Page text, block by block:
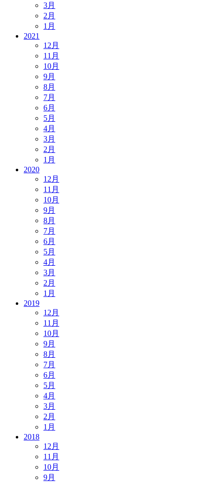
3月
2月
1月
2021
12月
11月
10月
9月
8月
7月
6月
5月
4月
3月
2月
1月
2020
12月
11月
10月
9月
8月
7月
6月
5月
4月
3月
2月
1月
2019
12月
11月
10月
9月
8月
7月
6月
5月
4月
3月
2月
1月
2018
12月
11月
10月
9月